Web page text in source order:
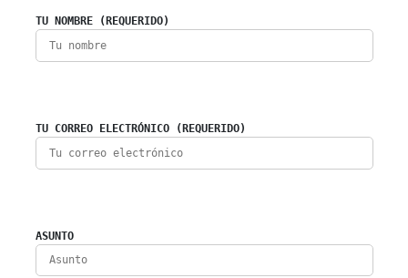
TU NOMBRE (REQUERIDO)
TU CORREO ELECTRÓNICO (REQUERIDO)
ASUNTO